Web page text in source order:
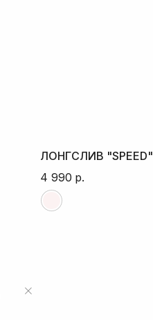
ЛОНГСЛИВ "SPEED"
4 990 р.